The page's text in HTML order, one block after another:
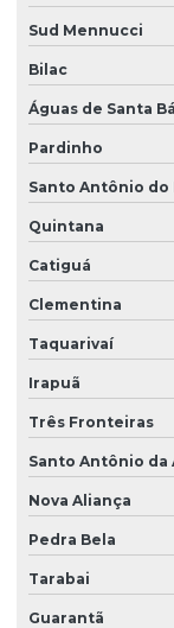
Sud Mennucci
Bilac
Águas de Santa
Pardinho
Santo Antônio do
Quintana
Catiguá
Clementina
Taquarivaí
Irapuã
Três Fronteiras
Santo Antônio da
Nova Aliança
Pedra Bela
Tarabai
Guarantã